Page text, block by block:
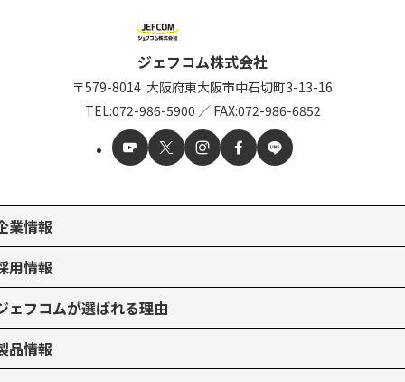
ジェフコム株式会社
〒579-8014 大阪府東大阪市中石切町3-13-16
TEL:072-986-5900 ／ FAX:072-986-6852
業情報
用情報
ェフコムが選ばれる理由
品情報